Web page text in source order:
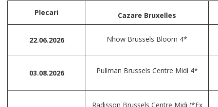
Plecari Cazare Bruxelles
22.06.2026 Nhow Brussels Bloom 4*
03.08.2026 Pullman Brussels Centre Midi 4*
Radisson Brussels Centre Midi (*Ex